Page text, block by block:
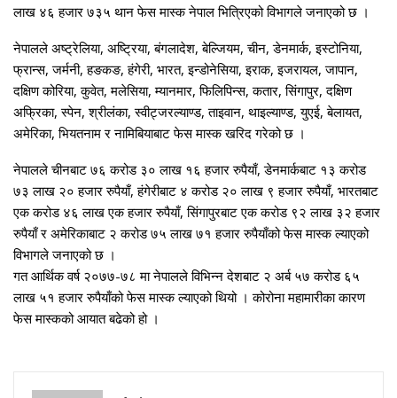
लाख ४६ हजार ७३५ थान फेस मास्क नेपाल भित्रिएको विभागले जनाएको छ ।
नेपालले अष्ट्रेलिया, अष्ट्रिया, बंगलादेश, बेल्जियम, चीन, डेनमार्क, इस्टोनिया,
फ्रान्स, जर्मनी, हङकङ, हंगेरी, भारत, इन्डोनेसिया, इराक, इजरायल, जापान,
दक्षिण कोरिया, कुवेत, मलेसिया, म्यानमार, फिलिपिन्स, कतार, सिंगापुर, दक्षिण
अफ्रिका, स्पेन, श्रीलंका, स्वीट्जरल्याण्ड, ताइवान, थाइल्याण्ड, युएई, बेलायत,
अमेरिका, भियतनाम र नामिबियाबाट फेस मास्क खरिद गरेको छ ।
नेपालले चीनबाट ७६ करोड ३० लाख १६ हजार रुपैयाँ, डेनमार्कबाट १३ करोड
७३ लाख २० हजार रुपैयाँ, हंगेरीबाट ४ करोड २० लाख ९ हजार रुपैयाँ, भारतबाट
एक करोड ४६ लाख एक हजार रुपैयाँ, सिंगापुरबाट एक करोड ९२ लाख ३२ हजार
रुपैयाँ र अमेरिकाबाट २ करोड ७५ लाख ७१ हजार रुपैयाँको फेस मास्क ल्याएको
विभागले जनाएको छ ।
गत आर्थिक वर्ष २०७७-७८ मा नेपालले विभिन्न देशबाट २ अर्ब ५७ करोड ६५
लाख ५१ हजार रुपैयाँको फेस मास्क ल्याएको थियो । कोरोना महामारीका कारण
फेस मास्कको आयात बढेको हो ।